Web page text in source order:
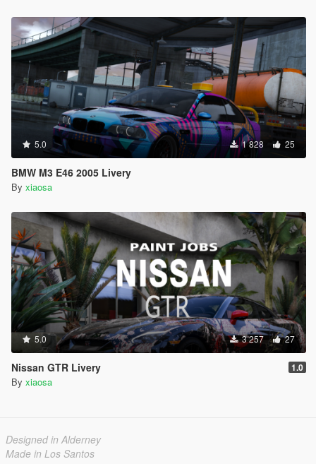
5.0 1 828 25
BMW M3 E46 2005 Livery
By xiaosa
5.0 3 257 27
Nissan GTR Livery 1.0
By xiaosa
Designed in Alderney
Made in Los Santos